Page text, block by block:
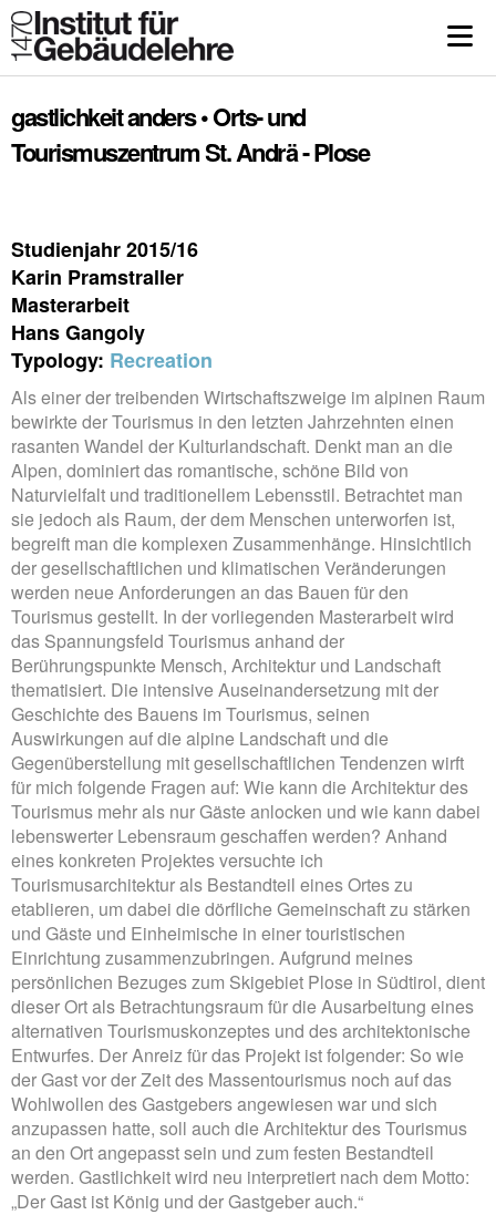
gastlichkeit anders • Orts- und
Tourismuszentrum St. Andrä - Plose
Studienjahr 2015/16
Karin Pramstraller
Masterarbeit
Hans Gangoly
Typology: Recreation
Als einer der treibenden Wirtschaftszweige im alpinen Raum
bewirkte der Tourismus in den letzten Jahrzehnten einen
rasanten Wandel der Kulturlandschaft. Denkt man an die
Alpen, dominiert das romantische, schöne Bild von
Naturvielfalt und traditionellem Lebensstil. Betrachtet man
sie jedoch als Raum, der dem Menschen unterworfen ist,
begreift man die komplexen Zusammenhänge. Hinsichtlich
der gesellschaftlichen und klimatischen Veränderungen
werden neue Anforderungen an das Bauen für den
Tourismus gestellt. In der vorliegenden Masterarbeit wird
das Spannungsfeld Tourismus anhand der
Berührungspunkte Mensch, Architektur und Landschaft
thematisiert. Die intensive Auseinandersetzung mit der
Geschichte des Bauens im Tourismus, seinen
Auswirkungen auf die alpine Landschaft und die
Gegenüberstellung mit gesellschaftlichen Tendenzen wirft
für mich folgende Fragen auf: Wie kann die Architektur des
Tourismus mehr als nur Gäste anlocken und wie kann dabei
lebenswerter Lebensraum geschaffen werden? Anhand
eines konkreten Projektes versuchte ich
Tourismusarchitektur als Bestandteil eines Ortes zu
etablieren, um dabei die dörfliche Gemeinschaft zu stärken
und Gäste und Einheimische in einer touristischen
Einrichtung zusammenzubringen. Aufgrund meines
persönlichen Bezuges zum Skigebiet Plose in Südtirol, dient
dieser Ort als Betrachtungsraum für die Ausarbeitung eines
alternativen Tourismuskonzeptes und des architektonische
Entwurfes. Der Anreiz für das Projekt ist folgender: So wie
der Gast vor der Zeit des Massentourismus noch auf das
Wohlwollen des Gastgebers angewiesen war und sich
anzupassen hatte, soll auch die Architektur des Tourismus
an den Ort angepasst sein und zum festen Bestandteil
werden. Gastlichkeit wird neu interpretiert nach dem Motto:
„Der Gast ist König und der Gastgeber auch.“